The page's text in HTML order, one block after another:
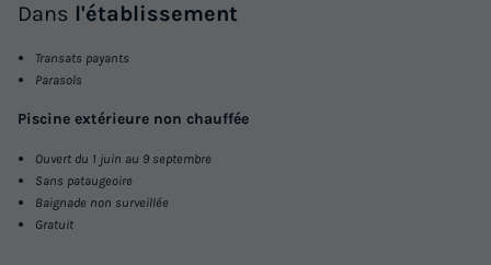
Dans l'établissement
Transats payants
Parasols
Piscine extérieure non chauffée
Ouvert du 1 juin au 9 septembre
Sans pataugeoire
Baignade non surveillée
Gratuit